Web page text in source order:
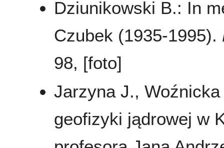
Dziunikowski B.: In
Czubek (1935-1995).
98, [foto]
Jarzyna J.,
geofizyki jądrowej w